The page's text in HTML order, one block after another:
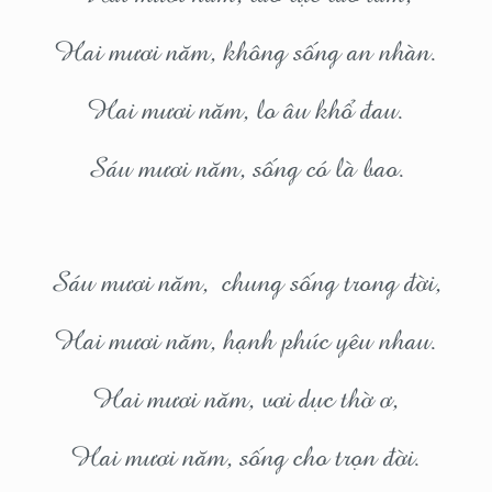
Hai mươi năm, không sống an nhàn.
Hai mươi năm, lo âu khổ đau.
Sáu mươi năm, sống có là bao.
Sáu mươi năm, chung sống trong đời,
Hai mươi năm, hạnh phúc yêu nhau.
Hai mươi năm, vơi dục thờ ơ,
Hai mươi năm, sống cho trọn đời.